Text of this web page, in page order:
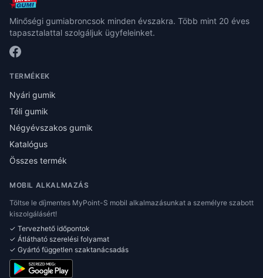
Minőségi gumiabroncsok minden évszakra. Több mint 20 éves
tapasztalattal szolgáljuk ügyfeleinket.
TERMÉKEK
Nyári gumik
Téli gumik
Négyévszakos gumik
Katalógus
Összes termék
MOBIL ALKALMAZÁS
Töltse le díjmentes MyPoint-S mobil alkalmazásunkat a személyre szabott
kiszolgálásért!
✓ Tervezhető időpontok
✓ Átlátható szerelési folyamat
✓ Gyártó független szaktanácsadás